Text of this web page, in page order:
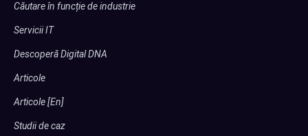
Căutare în funcție de industrie
Servicii IT
Descoperă Digital DNA
Articole
Articole [En]
Studii de caz